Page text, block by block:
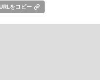
をコピー